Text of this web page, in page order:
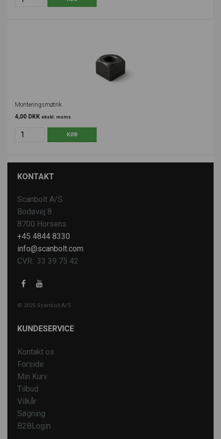
Monteringsmøtrik
4,00 DKK ekskl. moms
KONTAKT
Scanbolt A/S
Bodøvej 8
8700 Horsens
+45 4844 8330
info@scanbolt.com
CVR.: 33 39 75 42
© 2025 Scanbolt A/S
KUNDESERVICE
Kontakt os
Forside
Min Kurv
Tilbud
Vilkår
Søgning
B2BLogin